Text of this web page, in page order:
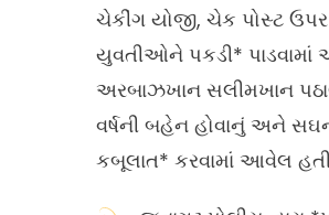
ચેકીંગ યોજી, ચેક પોસ્ટ
યુવતીઓને પકડી*
અરબાઝખાન સલીમખાન
વર્ષની બહેન હોવાનું અને
કબૂલાત* કરવામાં આવેલ હતી.